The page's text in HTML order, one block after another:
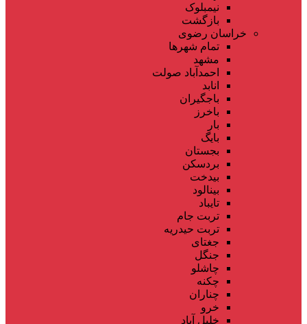
نیمبلوک
بازگشت
خراسان رضوی
تمام شهر‌ها
مشهد
احمدآباد صولت
انابد
باجگیران
باخرز
بار
بایگ
بجستان
بردسکن
بیدخت
بینالود
تایباد
تربت جام
تربت حیدریه
جغتای
جنگل
چاشلو
چکنه
چناران
خرو
خلیل آباد